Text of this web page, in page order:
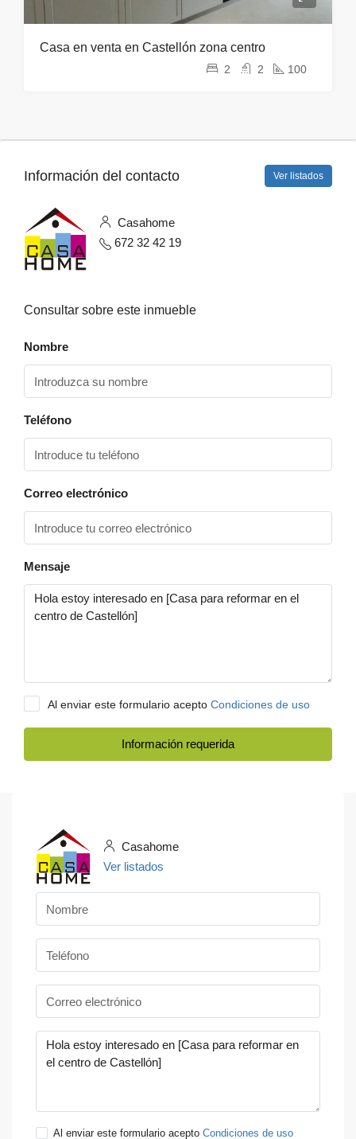
Casa en venta en Castellón zona centro
2 2 100
Información del contacto Ver listados
Casahome
672 32 42 19
Consultar sobre este inmueble
Nombre
Teléfono
Correo electrónico
Mensaje
Al enviar este formulario acepto Condiciones de uso
Información requerida
Casahome
Ver listados
Al enviar este formulario acepto Condiciones de uso